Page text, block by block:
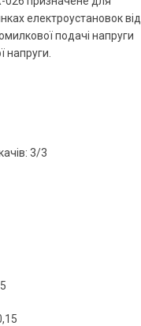
електроустановок від
подачі напруги
напруги.
3/3